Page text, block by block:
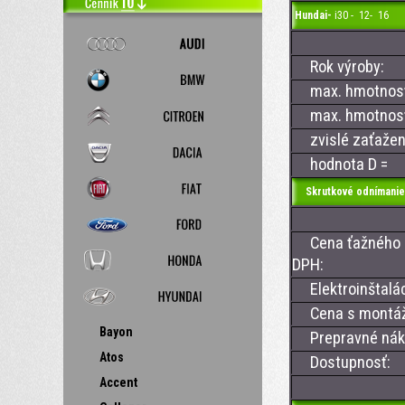
Bayon
Atos
Accent
Hundai- i30 - 12- 16
Rok výroby:
max.
max.
zvislé
hodnota D =
Skrutkové
Cena ťažného
DPH:
Cena s
Prepravné
Dostupnosť: